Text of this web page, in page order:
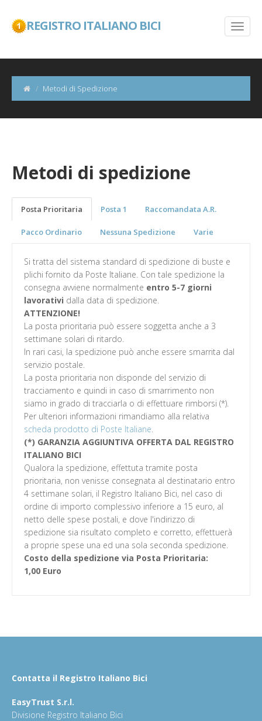
REGISTRO ITALIANO BICI
Metodi di Spedizione
Metodi di spedizione
Posta Prioritaria Posta 1 Raccomandata A.R.
Pacco Ordinario Nessuna Spedizione Varie
Si tratta del sistema standard di spedizione di buste e
plichi fornito da Poste Italiane. Con tale spedizione la
consegna avviene normalmente entro 5-7 giorni
lavorativi dalla data di spedizione.
ATTENZIONE!
La posta prioritaria può essere soggetta anche a 3
settimane solari di ritardo.
In rari casi, la spedizione può anche essere smarrita dal
servizio postale.
La posta prioritaria non disponde del servizio di
tracciamento e quindi in caso di smarrimento non
siamo in grado di tracciarla o di effettuare rimborsi (*).
Per ulteriori informazioni rimandiamo alla relativa
scheda prodotto di Poste Italiane.
(*) GARANZIA AGGIUNTIVA OFFERTA DAL REGISTRO
ITALIANO BICI
Qualora la spedizione, effettuta tramite posta
prioritaria, non venisse consegnata al destinatario entro
4 settimane solari, il Registro Italiano Bici, nel caso di
ordine di importo complessivo inferiore a 15 euro, al
netto delle spese postali, e dove l'indirizzo di
spedizione sia risultato completo e corretto, effettuerà
a proprie spese una ed una sola seconda spedizione.
Costo della spedizione via Posta Prioritaria:
1,00 Euro
Contatta il Registro Italiano Bici
EasyTrust S.r.l.
Divisione Registro Italiano Bici